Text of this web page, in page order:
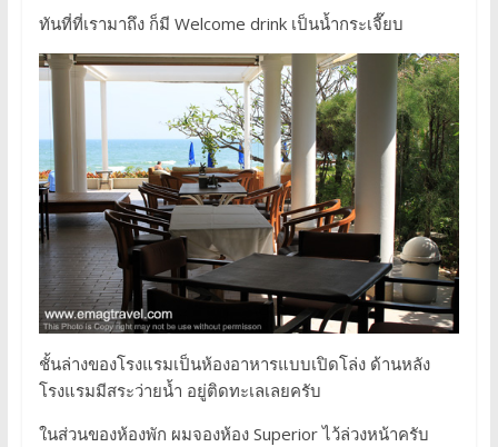
ทันที่ที่เรามาถึง ก็มี Welcome drink เป็นน้ำกระเจี๊ยบ
ชั้นล่างของโรงแรมเป็นห้องอาหารแบบเปิดโล่ง ด้านหลัง
โรงแรมมีสระว่ายน้ำ อยู่ติดทะเลเลยครับ
ในส่วนของห้องพัก ผมจองห้อง Superior ไว้ล่วงหน้าครับ